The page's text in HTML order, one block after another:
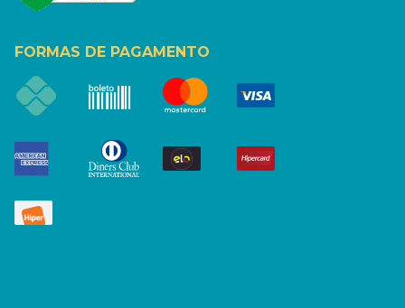
FORMAS DE PAGAMENTO